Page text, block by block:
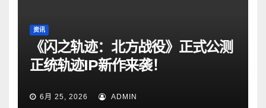
资讯
《闪之轨迹：北方战役》正式公测
正统轨迹IP新作来袭！
6月 25, 2026 ADMIN